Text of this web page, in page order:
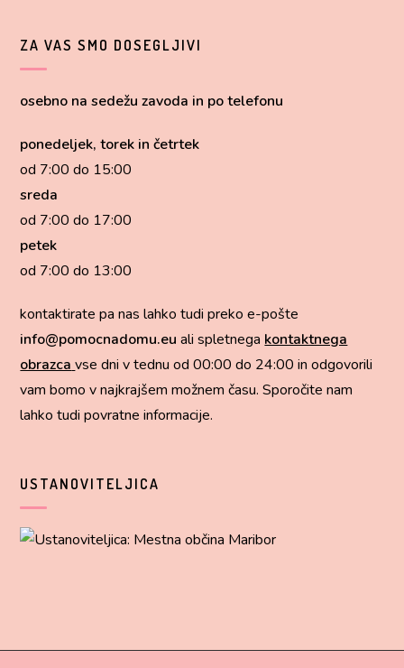
ZA VAS SMO DOSEGLJIVI
osebno na sedežu zavoda in po telefonu
ponedeljek, torek in četrtek
od 7:00 do 15:00
sreda
od 7:00 do 17:00
petek
od 7:00 do 13:00
kontaktirate pa nas lahko tudi preko e-pošte
info@pomocnadomu.eu ali spletnega kontaktnega
obrazca vse dni v tednu od 00:00 do 24:00 in odgovorili
vam bomo v najkrajšem možnem času. Sporočite nam
lahko tudipovratne informacije.
USTANOVITELJICA